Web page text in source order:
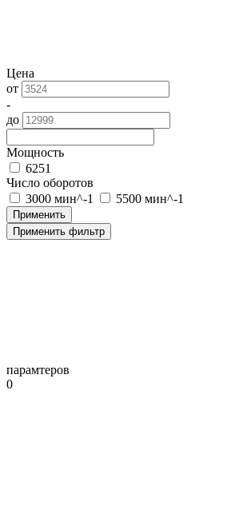
Цена
от
-
до
Мощность
6251
Число оборотов
3000 мин^-1
5500 мин^-1
Применить фильтр
парамтеров
0